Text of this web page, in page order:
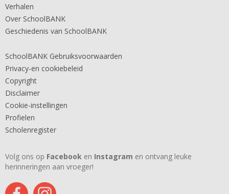
Verhalen
Over SchoolBANK
Geschiedenis van SchoolBANK
SchoolBANK Gebruiksvoorwaarden
Privacy-en cookiebeleid
Copyright
Disclaimer
Cookie-instellingen
Profielen
Scholenregister
Volg ons op Facebook en Instagram en ontvang leuke
herinneringen aan vroeger!